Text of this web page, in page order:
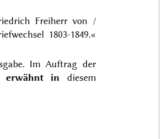
Freiherr von /
1803-1849.«
Im Auftrag der
erwähnt in diesem